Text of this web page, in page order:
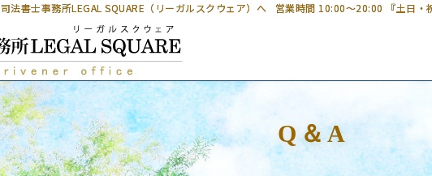
司法書士事務所LEGAL SQUARE（リーガルスクウェア）へ営業時間 10:00～20:00 『土日・
Q＆A